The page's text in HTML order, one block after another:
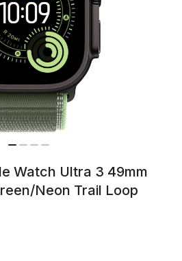
Watch Ultra 3 49mm
Neon Trail Loop